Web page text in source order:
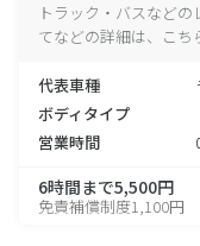
トラック・バスなど
てなどの詳細は、こち
代表車種
ボディタイプ
営業時間
6時間まで5,500円
免責補償制度1,100円